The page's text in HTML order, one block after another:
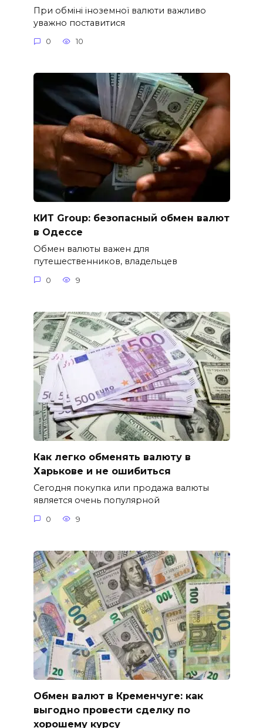
При обміні іноземної валюти важливо
уважно поставитися
0 10
КИТ Group: безопасный обмен валют
в Одессе
Обмен валюты важен для
путешественников, владельцев
0 9
Как легко обменять валюту в
Харькове и не ошибиться
Сегодня покупка или продажа валюты
является очень популярной
0 9
Обмен валют в Кременчуге: как
выгодно провести сделку по
хорошему курсу